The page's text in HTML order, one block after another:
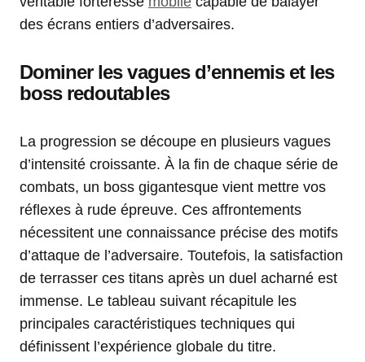
des écrans entiers d’adversaires.
Dominer les vagues d’ennemis et les
boss redoutables
La progression se découpe en plusieurs vagues
d’intensité croissante. À la fin de chaque série de
combats, un boss gigantesque vient mettre vos
réflexes à rude épreuve. Ces affrontements
nécessitent une connaissance précise des motifs
d’attaque de l’adversaire. Toutefois, la satisfaction
de terrasser ces titans après un duel acharné est
immense. Le tableau suivant récapitule les
principales caractéristiques techniques qui
définissent l’expérience globale du titre.